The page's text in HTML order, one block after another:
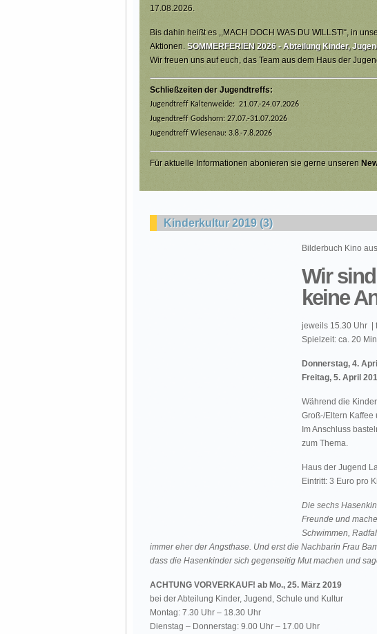
17.08.2026.
Bis dahin heißt es ,,MACH DOCH WAS DU WILLST!“, in
Aktionen. SOMMERFERIEN 2026 - Abteilung Kinder,
Wir freuen uns auf euch, das Team aus dem Haus der
Schließzeiten der Jugendtreffs:
Jugendtreff Kaltenweide: 21.07.-24.07.2026
Jugendtreff Godshorn: 27.07.-31.07.2026
Jugendtreff Wiesenau: 3.8.-7.8.2026
Für aktuelle Informationen abonieren sie gerne unseren
Kinderkultur 2019 (3)
Bilderbuch Kino
Wir
keine
jeweils 15.30 Uhr |
Spielzeit: ca. 20
Donnerstag, 4.
Freitag, 5. April
Während die
Groß-/Eltern Kaffee
Im Anschluss
zum Thema.
Haus der Jugend
Eintritt: 3 Euro pro
Die sechs
Freunde und
Schwimmen,
immer eher der Angsthase. Und erst die Nachbarin Frau
dass die Hasenkinder sich gegenseitig Mut machen und
ACHTUNG VORVERKAUF! ab Mo., 25. März 2019
bei der Abteilung Kinder, Jugend, Schule und Kultur
Montag: 7.30 Uhr – 18.30 Uhr
Dienstag – Donnerstag: 9.00 Uhr – 17.00 Uhr